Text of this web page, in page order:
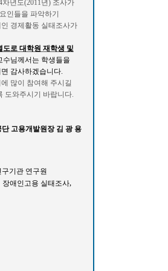
차년도(2011년 ) 조사가
인들을 파악하기
경제활동 실태조사가
로 대학원 재학생 및
수님께서는 학생들을
감사하겠습니다.
많이 참여해 주시길
도와주시기 바랍니다.
고용개발원장 김 광 용
구기관 연구원
장애인고용 실태조사,